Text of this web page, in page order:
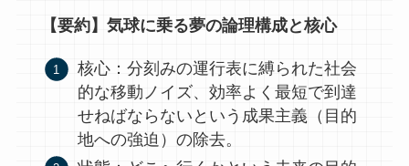
【要約】気球に乗る夢の論理構成と核心
核心：分刻みの運行表に縛られた社会
的な移動ノイズ、効率よく最短で到達
せねばならないという成果主義（目的
地への強迫）の除去。